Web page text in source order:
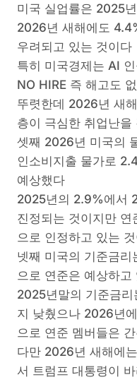
미국 실업률은 2025
2026년 새해에도
우려되고 있는 것이다
특히 미국경제는 AI
NO HIRE 즉 해고도
뚜렷한데 2026년 새
층이 극심한 취업난
셋째 2026년 미국의
인소비지출 물가로
예상했다
2025년의 2.9%에서
진정되는 것이지만
으로 인정하고 있는
넷째 미국의 기준금
으로 연준은 예상하고
2025년말의 기준금
지 낮췄으나 2026년
으로 연준 멤버들은
다만 2026년 새해에
서 트럼프 대통령이